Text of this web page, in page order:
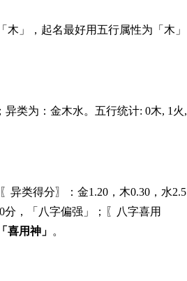
木」，起名最好用五行属性为「木」
类为：金木水。五行统计: 0木, 1火,
异类得分〗：金1.20，木0.30，水2.5
分，「八字偏强」；〖八字喜用
喜用神」 。